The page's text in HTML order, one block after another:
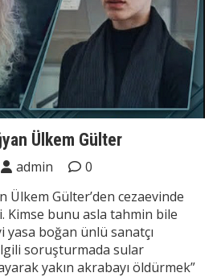
Ülkem Gülter
admin
0
Ülkem Gülter’den cezaevinde
Kimse bunu asla tahmin bile
yasa boğan ünlü sanatçı
soruşturmada sular
yakın akrabayı öldürmek”